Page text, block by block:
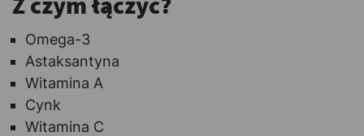
Omega-3
Astaksantyna
Witamina A
Cynk
Witamina C